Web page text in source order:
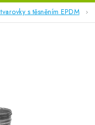
s těsněním EPDM